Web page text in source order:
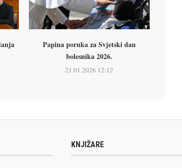
Papina poruka za Svjetski dan
bolesnika 2026.
21.01.2026 12:12
KNJIŽARE